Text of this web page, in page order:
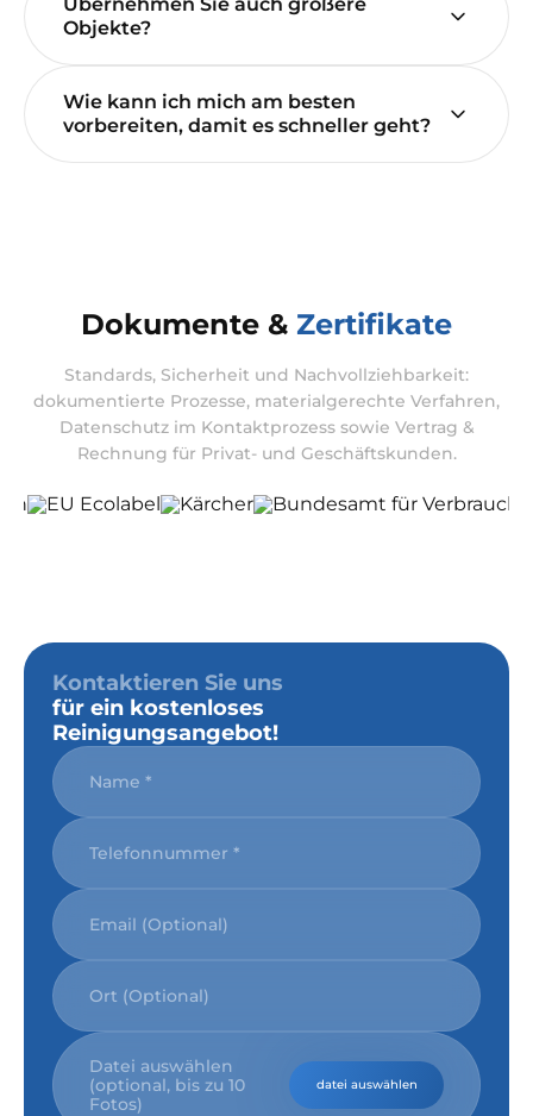
Objekte?
Wie kann ich mich am besten
vorbereiten, damit es schneller geht?
Dokumente & Zertifikate
Standards, Sicherheit und Nachvollziehbarkeit:
dokumentierte Prozesse, materialgerechte Verfahren,
Datenschutz im Kontaktprozess sowie Vertrag &
Rechnung für Privat- und Geschäftskunden.
Kontaktieren Sie uns
für ein kostenloses
Reinigungsangebot!
Datei auswählen
(optional, bis zu 10
Fotos)
datei auswählen